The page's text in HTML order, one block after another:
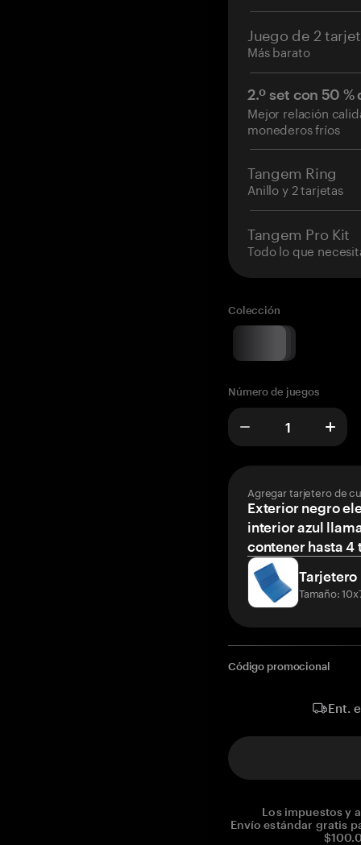
Juego de 2
Más barato
2.º set con 50
Mejor relación
monederos fríos
Tangem Ring
Anillo y 2 tarjetas
Tangem Pro Kit
Todo lo que
Colección
Número de juegos
Agregar tarjetero de
Exterior negro
interior azul
contener hasta 4
Tarjetero
Tamaño:
Código promocional
Ent.
Los impuestos y
Envío estándar gratis